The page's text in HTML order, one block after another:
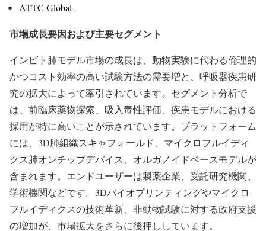
ATTC Global
市場成長要因および主要セグメント
インビト肺モデル市場の成長は、動物実験に代わる倫理的
かつコスト効率の高い試験方法の需要増と、呼吸器疾患研
究の拡大によって牽引されています。セグメント分析で
は、前臨床薬物探索、吸入毒性評価、疾患モデルにおける
採用が特に高いことが示されています。プラットフォーム
には、3D肺組織スキャフォールド、マイクロフルイディ
クス肺オンチップデバイス、オルガノイドベースモデルが
含まれます。エンドユーザーは製薬企業、受託研究機関、
学術機関などです。3Dバイオプリンティングやマイクロ
フルイディクスの技術革新、非動物試験に対する政府支援
の増加が、市場拡大をさらに後押ししています。